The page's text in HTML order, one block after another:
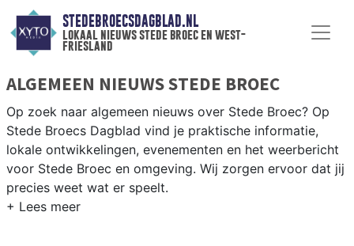
STEDEBROECSDAGBLAD.NL
lokaal nieuws stede broec en west-
friesland
ALGEMEEN NIEUWS STEDE BROEC
Op zoek naar algemeen nieuws over Stede Broec? Op
Stede Broecs Dagblad vind je praktische informatie,
lokale ontwikkelingen, evenementen en het weerbericht
voor Stede Broec en omgeving. Wij zorgen ervoor dat jij
precies weet wat er speelt.